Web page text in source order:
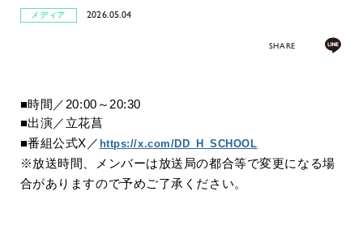
メディア 2026.05.04
SHARE
■時間／ 20:00 ～ 20:30
■出演／立花菖
■番組公式X／ https://x.com/DD_H_SCHOOL
※放送時間、メンバーは放送局の都合等で変更になる場
合がありますので予めご了承ください。